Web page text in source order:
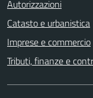
Autorizzazioni
Catasto e urbanistica
Imprese e commercio
Tributi, finanze e